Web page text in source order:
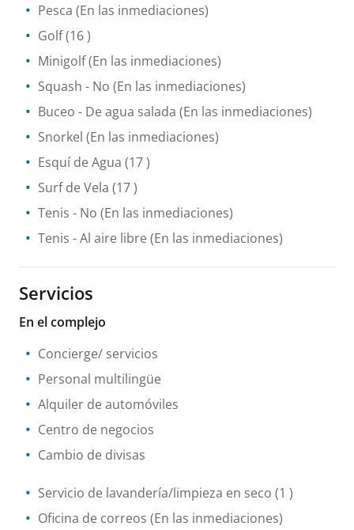
Pesca (En las inmediaciones)
Golf(16 )
Minigolf(En las inmediaciones)
Squash - No (En las inmediaciones)
Buceo - De agua salada (En las inmediaciones)
Snorkel (En las inmediaciones)
Esquí de Agua (17 )
Surf de Vela (17 )
Tenis - No (En las inmediaciones)
Tenis - Al aire libre (En las inmediaciones)
Servicios
En el complejo
Concierge/ servicios
Personal multilingüe
Alquiler de automóviles
Centro de negocios
Cambio de divisas
Servicio de lavandería/limpieza en seco (1 )
Oficina de correos (En las inmediaciones)